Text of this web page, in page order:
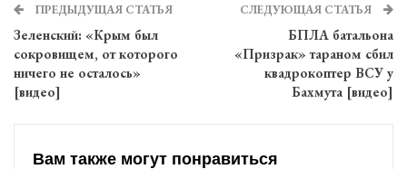
ПРЕДЫДУЩАЯ СТАТЬЯ
Зеленский: «Крым был
сокровищем, от которого
ничего не осталось»
[видео]
СЛЕДУЮЩАЯ СТАТЬЯ
БПЛА батальона
«Призрак» тараном сбил
квадрокоптер ВСУ у
Бахмута [видео]
Вам также могут понравиться